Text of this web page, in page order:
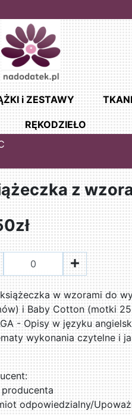
i ZESTAWY
RĘKODZIEŁO
z
w wzorami do
i Baby Cotton (motki
- Opisy w języku
wykonania czytelne i
producenta
odpowiedzialny/